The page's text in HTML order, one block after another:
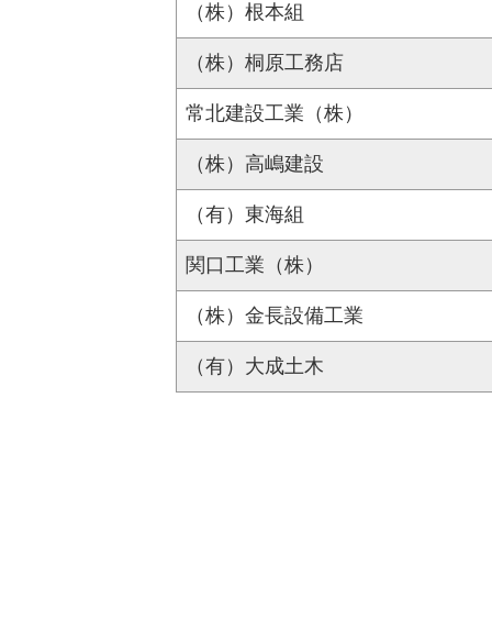
（株）根本組
（株）桐原工務店
常北建設工業（株）
（株）高嶋建設
（有）東海組
関口工業（株）
（株）金長設備工業
（有）大成土木